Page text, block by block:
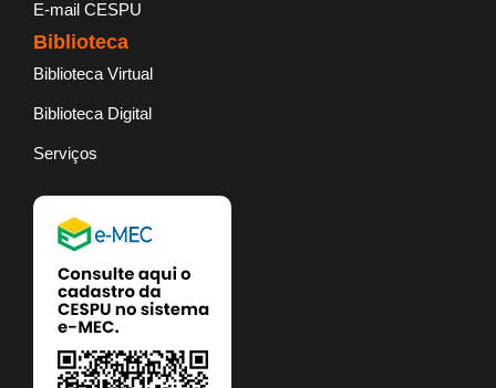
E-mail CESPU
Biblioteca
Biblioteca Virtual
Biblioteca Digital
Serviços